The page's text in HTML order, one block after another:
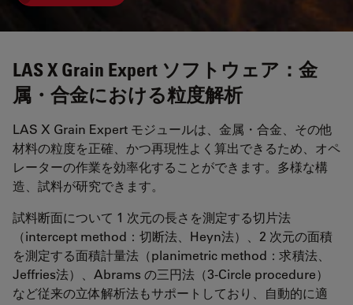
LAS X Grain Expert ソフトウェア：金
属・合金における粒度解析
LAS X Grain Expert モジュールは、金属・合金、その他
材料の粒度を正確、かつ再現性よく算出できるため、オペ
レーターの作業を効率化することができます。多様な構
造、試料が研究できます。
試料断面について 1 次元の長さを測定する切片法
（intercept method：切断法、Heyn法）、2 次元の面積
を測定する面積計量法（planimetric method：求積法、
Jeffries法）、Abrams の三円法（3-Circle procedure）
など従来の立体解析法もサポートしており、自動的に適